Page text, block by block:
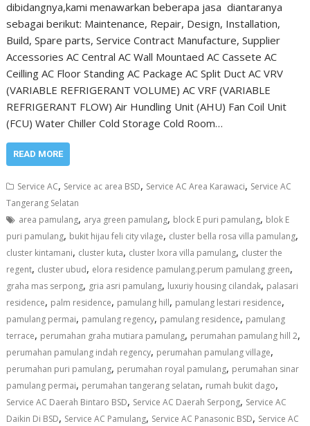
dibidangnya,kami menawarkan beberapa jasa diantaranya
sebagai berikut: Maintenance, Repair, Design, Installation,
Build, Spare parts, Service Contract Manufacture, Supplier
Accessories AC Central AC Wall Mountaed AC Cassete AC
Ceilling AC Floor Standing AC Package AC Split Duct AC VRV
(VARIABLE REFRIGERANT VOLUME) AC VRF (VARIABLE
REFRIGERANT FLOW) Air Hundling Unit (AHU) Fan Coil Unit
(FCU) Water Chiller Cold Storage Cold Room…
READ MORE
Service AC, Service ac area BSD, Service AC Area Karawaci, Service AC
Tangerang Selatan
area pamulang, arya green pamulang, block E puri pamulang, blok E
puri pamulang, bukit hijau feli city vilage, cluster bella rosa villa pamulang,
cluster kintamani, cluster kuta, cluster lxora villa pamulang, cluster the
regent, cluster ubud, elora residence pamulang.perum pamulang green,
graha mas serpong, gria asri pamulang, luxuriy housing cilandak, palasari
residence, palm residence, pamulang hill, pamulang lestari residence,
pamulang permai, pamulang regency, pamulang residence, pamulang
terrace, perumahan graha mutiara pamulang, perumahan pamulang hill 2,
perumahan pamulang indah regency, perumahan pamulang village,
perumahan puri pamulang, perumahan royal pamulang, perumahan sinar
pamulang permai, perumahan tangerang selatan, rumah bukit dago,
Service AC Daerah Bintaro BSD, Service AC Daerah Serpong, Service AC
Daikin Di BSD, Service AC Pamulang, Service AC Panasonic BSD, Service AC